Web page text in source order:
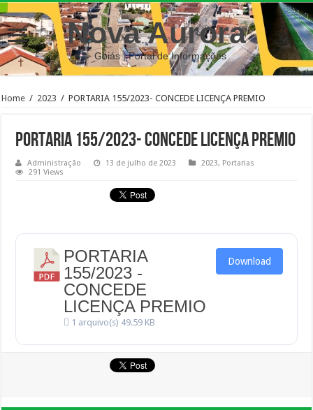
Nova Aurora
– Goiás | Portal de Informações
Home / 2023 / PORTARIA 155/2023- CONCEDE LICENÇA PREMIO
PORTARIA 155/2023- CONCEDE LICENÇA PREMIO
Administração 13 de julho de 2023 2023, Portarias
291 Views
PORTARIA
155/2023 -
CONCEDE
LICENÇA PREMIO
1 arquivo(s) 49.59 KB
Download